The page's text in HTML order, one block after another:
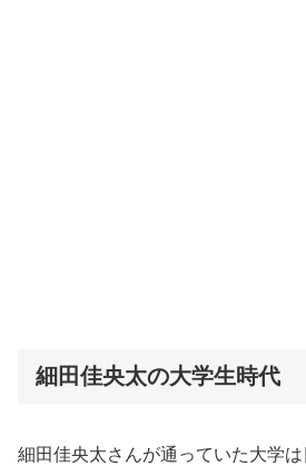
細田佳央太の大学生時代
細田佳央太さんが通っていた大学は